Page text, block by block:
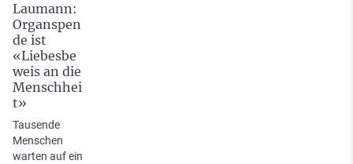
Laumann:
Organspen
de ist
«Liebesbe
weis an die
Menschhei
t»
Tausende
Menschen
warten auf ein